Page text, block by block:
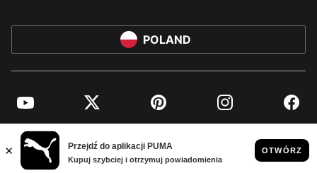
POLAND
YouTube Twitter Pinterest Instagram
© PUMA EUROPE GMBH, 2026. WSZYSTKIE PRAWA ZASTRZEŻONE
NADRUK FIRMOWY I DANE PRAWNE